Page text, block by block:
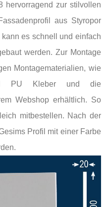
hervorragend zur stilvollen
aus Styropor
es schnell und einfach
werden. Zur Montage
Montagematerialien, wie
PU Kleber und die
Webshop erhältlich. So
mitbestellen. Nach der
Profil mit einer Farbe